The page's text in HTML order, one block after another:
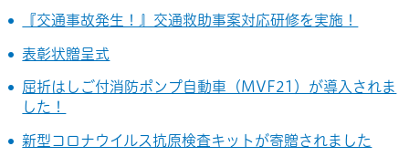
『交通事故発生！』交通救助事案対応研修を実施！
表彰状贈呈式
屈折はしご付消防ポンプ自動車（MVF21）が導入されま
した！
新型コロナウイルス抗原検査キットが寄贈されました